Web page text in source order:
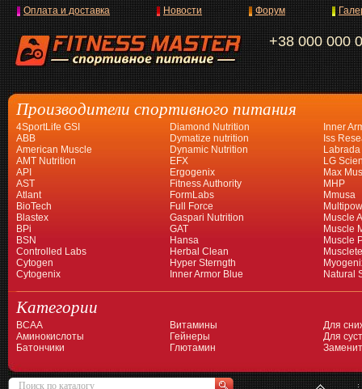
+38 000 000
Оплата и доставка Новости Форум
Производители спортивного питания
4SportLife GSI
ABB
American Muscle
AMT Nutrition
API
AST
Atlant
BioTech
Blastex
BPi
BSN
Controlled Labs
Cytogen
Cytogenix
Diamond Nutrition
Dymatize nutrition
Dynamic Nutrition
EFX
Ergogenix
Fitness Authority
FormLabs
Full Force
Gaspari Nutrition
GAT
Hansa
Herbal Clean
Hyper Sterngth
Inner Armor Blue
Inner
Iss
Labrada
LG
Max
MHP
Mmusa
Muscle
Muscle
Muscle
Natural
Категории
BCAA
Аминокислоты
Батончики
Витамины
Гейнеры
Глютамин
Для
Для